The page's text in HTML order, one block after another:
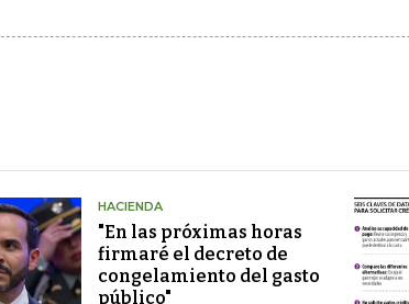
HACIENDA
"En las próximas horas
firmaré el decreto de
congelamiento del gasto
público"